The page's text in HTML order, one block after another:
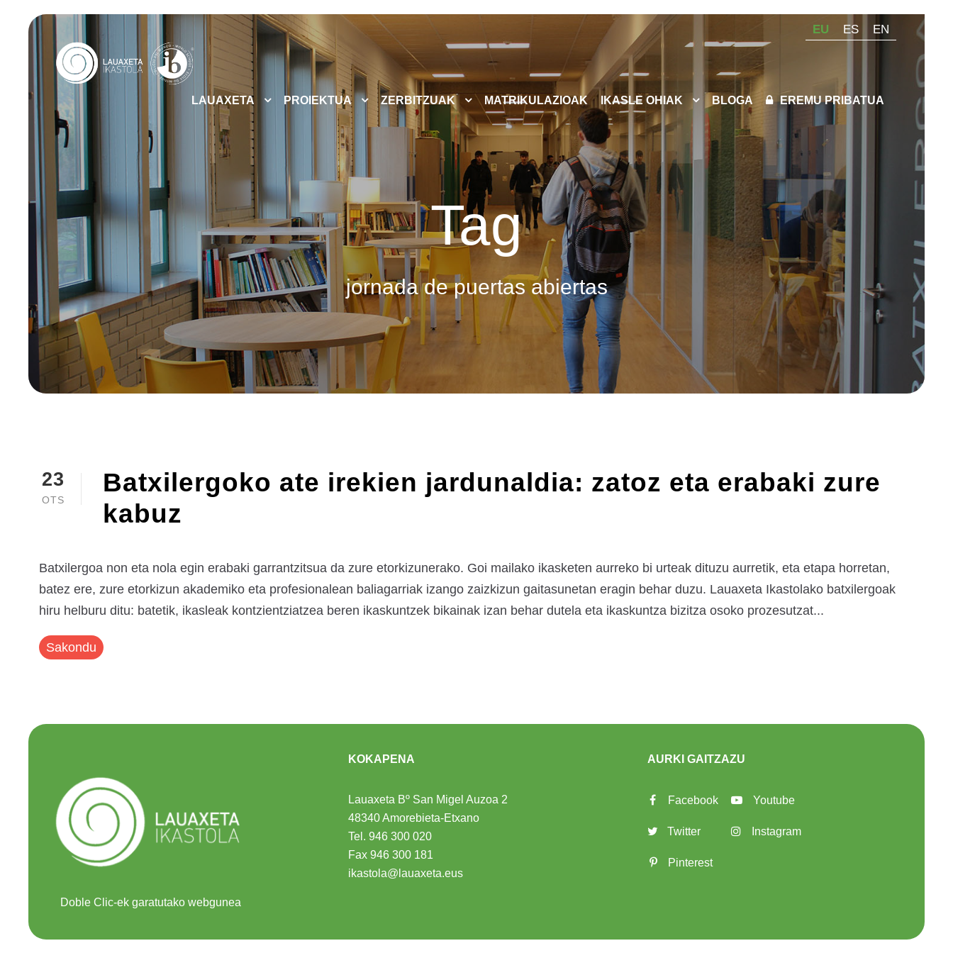
EU ES EN
LAUAXETA PROIEKTUA ZERBITZUAK MATRIKULAZIOAK IKASLE OHIAK BLOGA EREMU PRIBATUA
Tag
jornada de puertas abiertas
23
OTS
Batxilergoko ate irekien jardunaldia: zatoz eta erabaki zure
kabuz
Batxilergoa non eta nola egin erabaki garrantzitsua da zure etorkizunerako. Goi mailako ikasketen aurreko bi urteak dituzu aurretik, eta etapa horretan,
batez ere, zure etorkizun akademiko eta profesionalean baliagarriak izango zaizkizun gaitasunetan eragin behar duzu. Lauaxeta Ikastolako batxilergoak
hiru helburu ditu: batetik, ikasleak kontzientziatzea beren ikaskuntzek bikainak izan behar dutela eta ikaskuntza bizitza osoko prozesutzat...
Sakondu
Doble Clic-ek garatutako webgunea
KOKAPENA
Lauaxeta Bº San Migel Auzoa 2
48340 Amorebieta-Etxano
Tel.946 300 020
Fax 946 300 181
ikastola@lauaxeta.eus
AURKI GAITZAZU
Facebook
Twitter
Pinterest
Youtube
Instagram